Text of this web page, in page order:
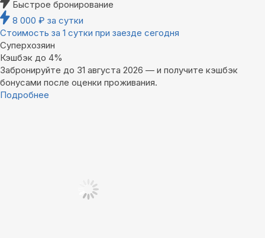
Быстрое бронирование
8 000 ₽ за сутки
Стоимость за 1 сутки при заезде сегодня
Суперхозяин
Кэшбэк до 4%
Забронируйте до 31 августа 2026 — и получите кэшбэк
бонусами после оценки проживания.
Подробнее